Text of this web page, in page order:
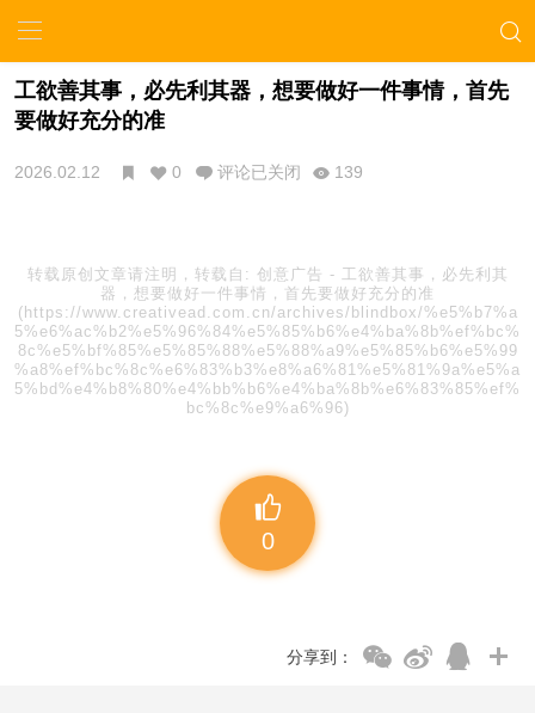
工欲善其事，必先利其器，想要做好一件事情，首先
要做好充分的准
2026.02.12 0 评论已关闭 139
转载原创文章请注明，转载自: 创意广告 - 工欲善其事，必先利其
器，想要做好一件事情，首先要做好充分的准
(https://www.creativead.com.cn/archives/blindbox/%e5%b7%a
5%e6%ac%b2%e5%96%84%e5%85%b6%e4%ba%8b%ef%bc%
8c%e5%bf%85%e5%85%88%e5%88%a9%e5%85%b6%e5%99
%a8%ef%bc%8c%e6%83%b3%e8%a6%81%e5%81%9a%e5%a
5%bd%e4%b8%80%e4%bb%b6%e4%ba%8b%e6%83%85%ef%
bc%8c%e9%a6%96)
0
分享到：